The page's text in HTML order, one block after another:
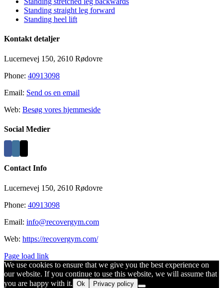
Standing straight leg forward
Standing heel lift
Kontakt detaljer
Lucernevej 150, 2610 Rødovre
Phone: 40913098
Email: Send os en email
Web: Besøg vores hjemmeside
Social Medier
Contact Info
Lucernevej 150, 2610 Rødovre
Phone: 40913098
Email: info@recovergym.com
Web: https://recovergym.com/
Page load link
We use cookies to ensure that we give you the best experience on
our website. If you continue to use this website, we will assume that
you are happy with it. Ok Privacy policy